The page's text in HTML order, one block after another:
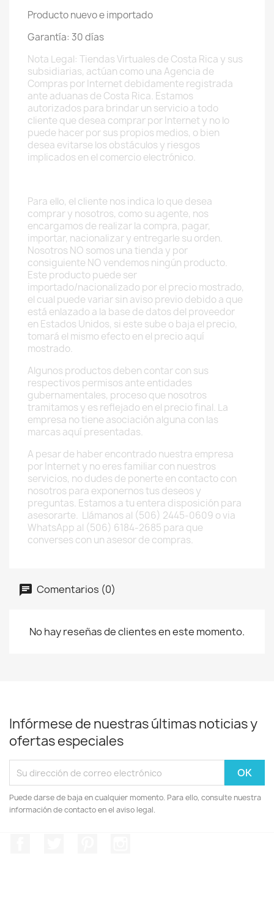
Producto nuevo e importado
Garantía: 30 días
Nota Legal: Tiendas Virtuales de Costa Rica y sus
subsidiarias, actúan como una Agencia de
Compras por Internet debidamente registrada
ante aduanas de Costa Rica. Estamos
autorizados para brindar un servicio a todo
cliente que desea comprar por Internet y no lo
puede hacer por sus propios medios, o bien
desea evitarse los obstáculos y riesgos
implicados en el comercio electrónico.
Para ello, el cliente nos indica lo que desea
comprar y nosotros, como su agente, nos
encargamos de realizar la compra, pagar,
importar, nacionalizar y entregarle su orden.
Nosotros NO somos una tienda y por
consiguiente NO vendemos ningún producto.
Este producto puede ser
importado/nacionalizado por el precio mostrado,
el cual puede variar sin aviso previo debido a que
está enlazado a la base de datos del proveedor
en Estados Unidos, si este sube o baja el precio,
tomará el mismo efecto en el precio aquí
mostrado.
Algunos productos deben contar con sus
respectivos permisos ante entidades
gubernamentales, proceso que nosotros
tramitamos y es reflejado en el precio final. La
empresa no tiene asociación alguna con las
marcas aquí presentadas.
A pesar de haber encontrado nuestra empresa
por Internet y no eres familiar con nuestros
servicios, no dudes de ponerte en contacto con
nosotros para exponernos tus deseos y
preguntas. Estamos a tu entera disposición para
asesorarte. Llámanos al (506) 2445-0609 o via
WhatsApp al (506) 6184-2685 para que
converses con un asesor de compras.
Comentarios (0)
No hay reseñas de clientes en este momento.
Infórmese de nuestras últimas noticias y
ofertas especiales
Puede darse de baja en cualquier momento. Para ello, consulte nuestra
información de contacto en el aviso legal.